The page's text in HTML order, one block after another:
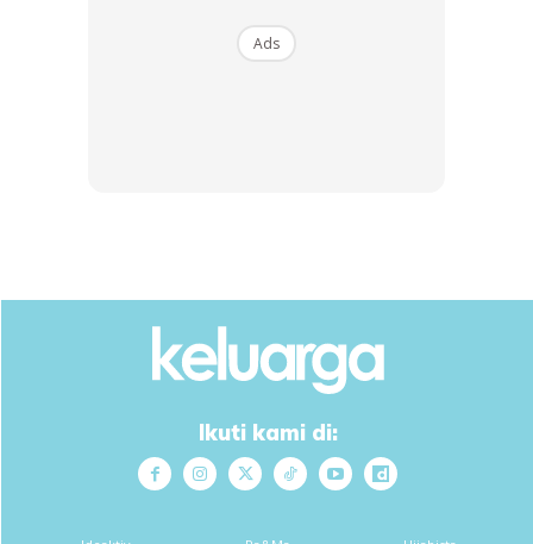
“Saya meminta mereka temani atuk mereka ke konsert.
Ammar bertanya, ‘Nak tengok Mama dan Pak Ngah nyanyi
ke?’. Mereka belum pernah menonton kami berdua
berkerjasama. Mereka setuju, dengan pesanan usah
panggil nama saya dari atas pentas (ketawa). Tapi anak
kan, perlulah panggil,” seloroh Ziana.
Ads
Ikuti kami di: